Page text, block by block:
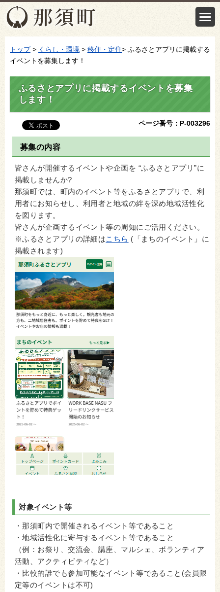
トップ> くらし・環境 > 移住・定住> ふるさとアプリに掲載する
イベントを募集します！
ふるさとアプリに掲載するイベントを募集
します！
ページ番号：P-003296
募集の内容
皆さんが開催するイベントや企画を “ふるさとアプリ”に
掲載しませんか?
那須町では、町内のイベント等をふるさとアプリで、利
用者にお知らせし、利用者と地域の絆を深め地域活性化
を図ります。
皆さんが企画するイベント等の周知にご活用ください。
※ふるさとアプリの詳細はこちら (「まちのイベント」に
掲載されます)
対象イベント等
・那須町内で開催されるイベント等であること
・地域活性化に寄与するイベント等であること
（例：お祭り、交流会、講座、マルシェ、ボランティア
活動、アクティビティなど）
・比較的誰でも参加可能なイベント等であること(会員限
定等のイベントは不可)